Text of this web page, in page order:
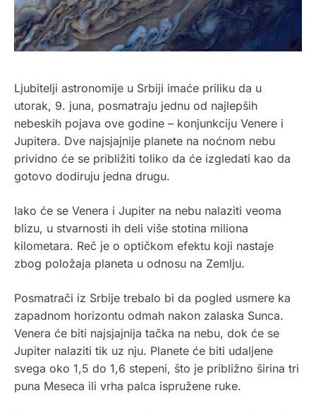
Ljubitelji astronomije u Srbiji imaće priliku da u
utorak, 9. juna, posmatraju jednu od najlepših
nebeskih pojava ove godine – konjunkciju Venere i
Jupitera. Dve najsjajnije planete na noćnom nebu
prividno će se približiti toliko da će izgledati kao da
gotovo dodiruju jedna drugu.
Iako će se Venera i Jupiter na nebu nalaziti veoma
blizu, u stvarnosti ih deli više stotina miliona
kilometara. Reč je o optičkom efektu koji nastaje
zbog položaja planeta u odnosu na Zemlju.
Posmatrači iz Srbije trebalo bi da pogled usmere ka
zapadnom horizontu odmah nakon zalaska Sunca.
Venera će biti najsjajnija tačka na nebu, dok će se
Jupiter nalaziti tik uz nju. Planete će biti udaljene
svega oko 1,5 do 1,6 stepeni, što je približno širina tri
puna Meseca ili vrha palca ispružene ruke.